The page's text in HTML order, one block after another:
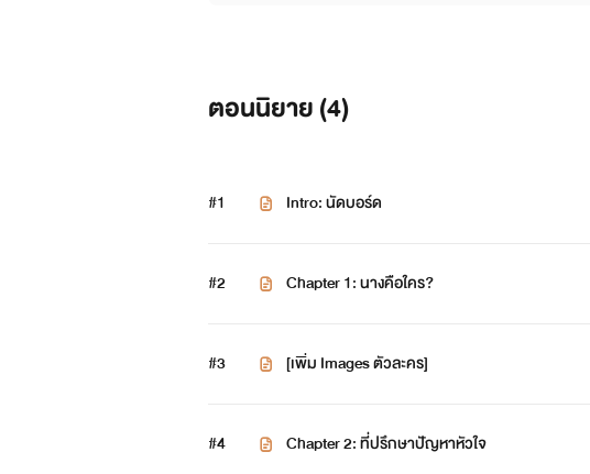
ตอนนิยาย (4)
#1 Intro: นัดบอร์ด
#2 Chapter 1: นางคือใคร?
#3 [เพิ่ม Images ตัวละคร]
#4 Chapter 2: ที่ปรึกษาปัญหาหัวใจ